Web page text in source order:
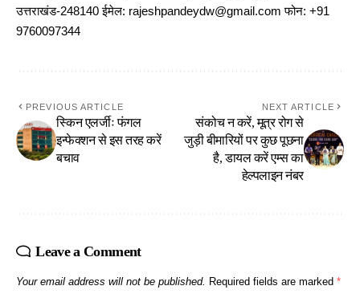
उत्तराखंड-248140 ईमेल: rajeshpandeydw@gmail.com फोन: +91
9760097344
PREVIOUS ARTICLE
स्किन एलर्जीः फंगल
इन्फेक्शन से इस तरह करें
बचाव
NEXT ARTICLE
संकोच न करें, मूत्र रोग से
जुड़ी बीमारियों पर कुछ पूछना
है, डायल करें एम्स का
हेल्पलाइन नंबर
Leave a Comment
Your email address will not be published. Required fields are marked *